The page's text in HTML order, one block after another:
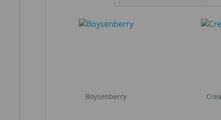
Boysenberry